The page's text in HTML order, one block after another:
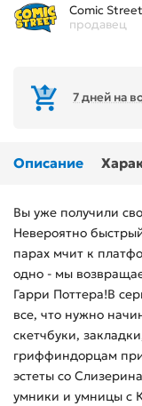
Comic Street
продавец
7 дней на
Описание
Вы уже получили
Невероятно
парах мчит к
одно - мы
Гарри Поттера!В
все, что нужно
скетчбуки,
гриффиндорцам
эстеты со
умники и умницы с